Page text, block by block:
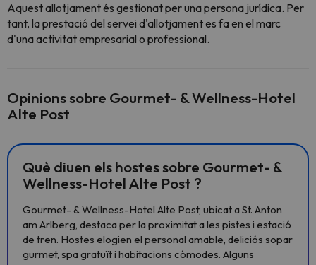
Aquest allotjament és gestionat per una persona jurídica. Per
tant, la prestació del servei d'allotjament es fa en el marc
d'una activitat empresarial o professional.
Opinions sobre Gourmet- & Wellness-Hotel
Alte Post
Què diuen els hostes sobre Gourmet- &
Wellness-Hotel Alte Post ?
Gourmet- & Wellness-Hotel Alte Post, ubicat a St. Anton
am Arlberg, destaca per la proximitat a les pistes i estació
de tren. Hostes elogien el personal amable, deliciós sopar
gurmet, spa gratuït i habitacions còmodes. Alguns